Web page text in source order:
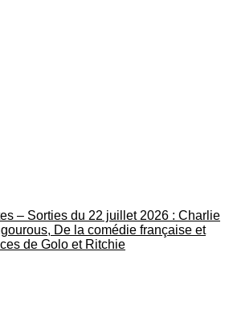
– Sorties du 22 juillet 2026 : Charlie
De la comédie française et
de Golo et Ritchie